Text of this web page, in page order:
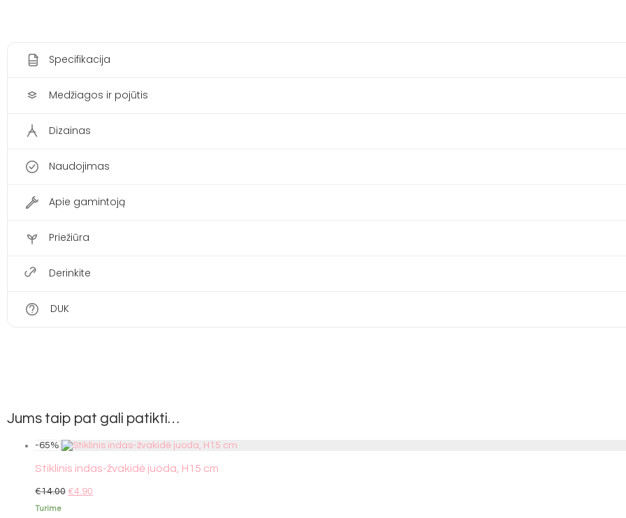
Specifikacija
Medžiagos ir pojūtis
Dizainas
Naudojimas
Apie gamintoją
Priežiūra
Derinkite
DUK
Jums taip pat gali patikti…
-65%
Stiklinis indas-žvakidė juoda, H15 cm
€14.00 €4.90
Turime